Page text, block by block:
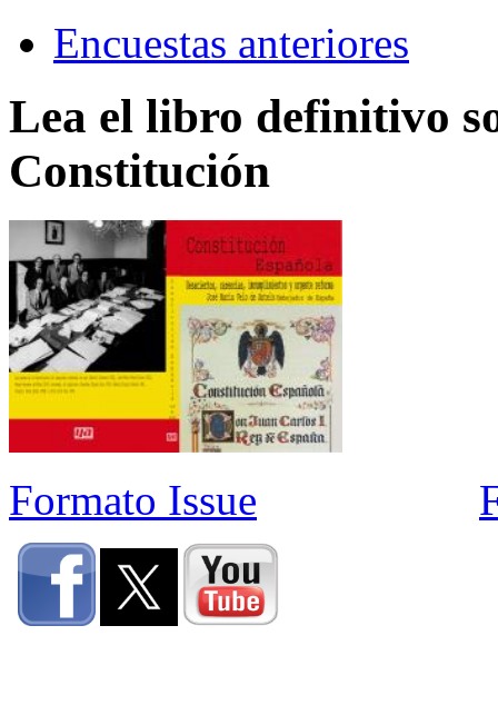
Encuestas anteriores
Lea el libro definitivo
Constitución
Formato Issue